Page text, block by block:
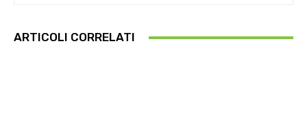
ARTICOLI CORRELATI